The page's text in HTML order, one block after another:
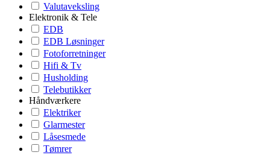
Valutaveksling
Elektronik & Tele
EDB
EDB Løsninger
Fotoforretninger
Hifi & Tv
Husholding
Telebutikker
Håndværkere
Elektriker
Glarmester
Låsesmede
Tømrer